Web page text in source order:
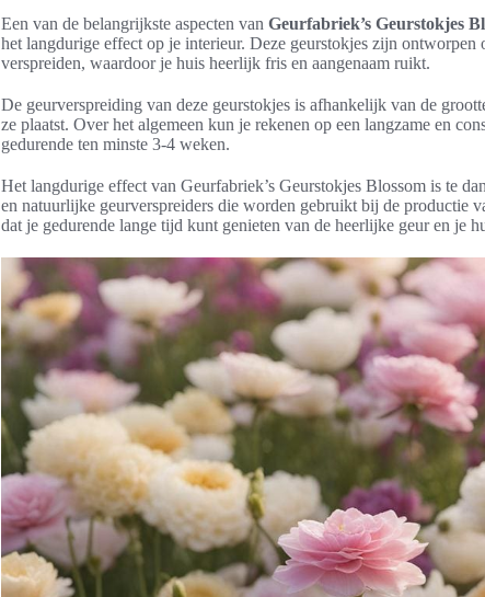
Een van de belangrijkste aspecten van Geurfabriek’s Geurstokjes
het langdurige effect op je interieur. Deze geurstokjes zijn ontworpen
verspreiden, waardoor je huis heerlijk fris en aangenaam ruikt.
De geurverspreiding van deze geurstokjes is afhankelijk van de
ze plaatst. Over het algemeen kun je rekenen op een langzame en
gedurende ten minste 3-4 weken.
Het langdurige effect van Geurfabriek’s Geurstokjes Blossom is te
en natuurlijke geurverspreiders die worden gebruikt bij de productie
dat je gedurende lange tijd kunt genieten van de heerlijke geur en je